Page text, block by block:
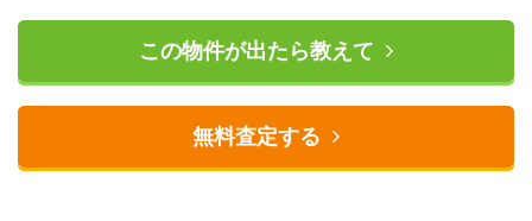
この物件が出たら教えて
無料査定する